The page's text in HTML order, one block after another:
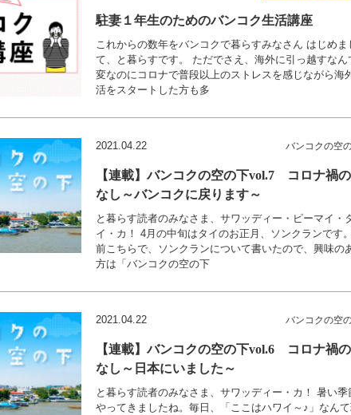
駐妻１年生のためのバンコク生活講座
これからの数年をバンコクで暮らすみなさん はじめま
て、と暮らすです。 ただでさえ、海外に引っ越すなん
変なのにコロナで普段以上のストレスを感じながら海
活をスタートした方も多
2021.04.22 バンコクの空
【連載】バンコクの空の下vol.7 コロナ禍
なし～バンコクに戻ります～
と暮らす読者のみなさま、サワッディー・ピーマイ・
イ・カ！ 4月の中旬はタイのお正月、ソンクランです
前こちらで、ソンクランについて書いたので、興味の
方は「バンコクの空の下
2021.04.22 バンコクの空
【連載】バンコクの空の下vol.6 コロナ禍
なし～日本にいました～
と暮らす読者のみなさま、サワッディー・カ！ 暑い季
やってきましたね。毎日、「ここはハワイ～♪」なん